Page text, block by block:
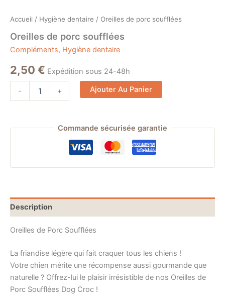
Accueil / Hygiène dentaire / Oreilles de porc soufflées
Oreilles de porc soufflées
Compléments, Hygiène dentaire
2,50 € Expédition sous 24-48h
- + Ajouter Au Panier
Commande sécurisée garantie
Description
Oreilles de Porc Soufflées
La friandise légère qui fait craquer tous les chiens !
Votre chien mérite une récompense aussi gourmande que
naturelle ? Offrez-lui le plaisir irrésistible de nos Oreilles de
Porc Soufflées Dog Croc !